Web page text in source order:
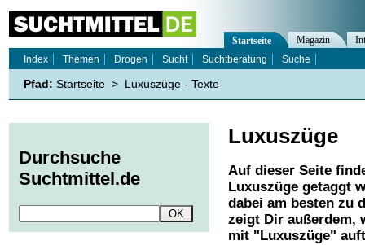
Luxuszüge
Auf dieser Seite
Luxuszüge getaggt
dabei am besten zu
zeigt Dir außerdem,
mit " Luxuszüge"
Startseite Magazin
Index
Themen Drogen Sucht Suchtberatung Suche
Pfad: Startseite > Luxuszüge - Texte
Durchsuche
Suchtmittel.de